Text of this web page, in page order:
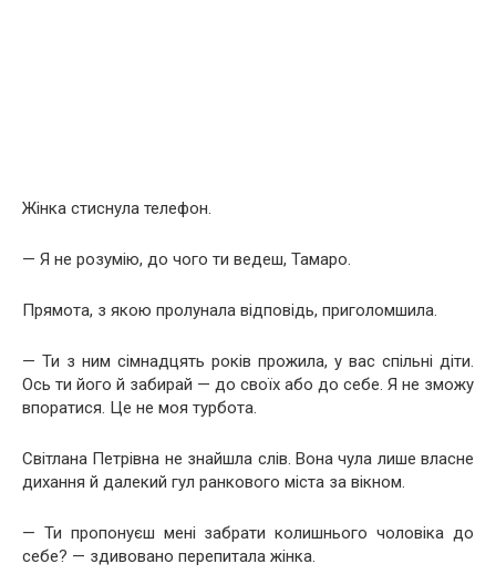
Жінка стиснула телефон.
— Я не розумію, до чого ти ведеш, Тамаро.
Прямота, з якою пролунала відповідь, приголомшила.
— Ти з ним сімнадцять років прожила, у вас спільні діти.
Ось ти його й забирай — до своїх або до себе. Я не зможу
впоратися. Це не моя турбота.
Світлана Петрівна не знайшла слів. Вона чула лише власне
дихання й далекий гул ранкового міста за вікном.
— Ти пропонуєш мені забрати колишнього чоловіка до
себе? — здивовано перепитала жінка.